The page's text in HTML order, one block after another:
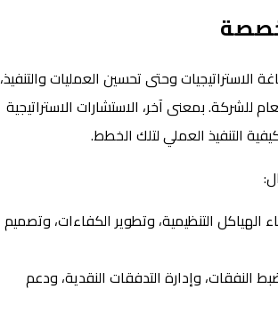
وحتى تحسين العمليات والتنفيذ،
للشركة. بمعنى آخر، الاستشارات الاستراتيجية
التنفيذ العملي لتلك الخطط.
التنظيمية، وتطوير الكفاءات، وتصميم
النفقات، وإدارة التدفقات النقدية، ودعم